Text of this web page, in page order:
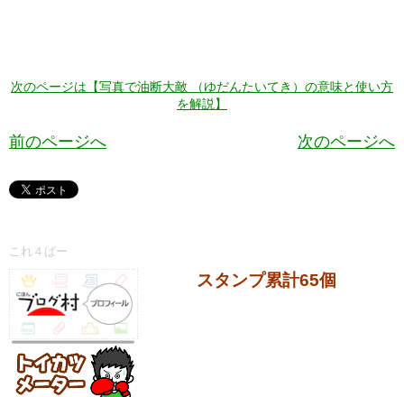
次のページは【写真で油断大敵 （ゆだんたいてき）の意味と使い方
を解説】
前のページへ 次のページへ
これ４ばー
スタンプ累計65個